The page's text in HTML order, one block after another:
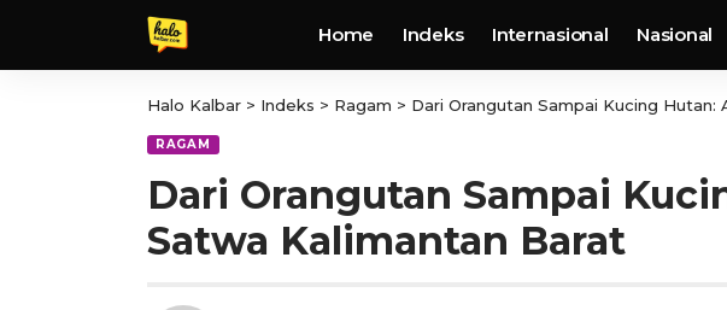
Home Indeks Internasional Nasional
Halo Kalbar > Indeks > Ragam > Dari Orangutan Sampai Kucing
RAGAM
Dari Orangutan Sampai
Satwa Kalimantan Barat